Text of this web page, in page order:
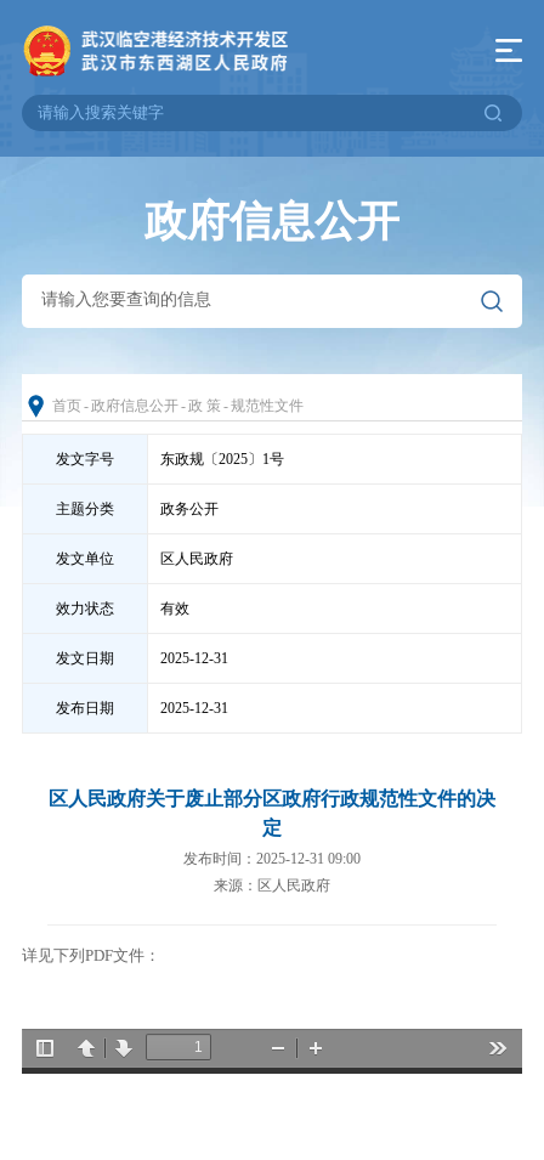
政府信息公开
首页-政府信息公开-政 策 -规范性文件
发文字号 东政规〔2025〕1号
主题分类 政务公开
发文单位 区人民政府
效力状态 有效
发文日期 2025-12-31
发布日期 2025-12-31
区人民政府关于废止部分区政府行政规范性文件的决
定
发布时间：2025-12-31 09:00
来源：区人民政府
详见下列PDF文件：